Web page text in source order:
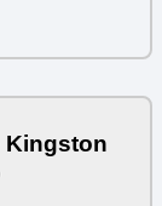
Kingston